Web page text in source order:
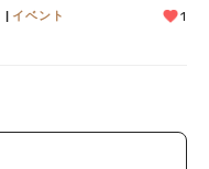
イベント 1